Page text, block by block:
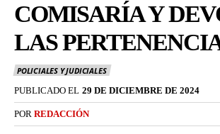
COMISARÍA Y
LAS
POLICIALES Y JUDICIALES
PUBLICADO EL 29 DE DICIEMBRE DE 2024
POR REDACCIÓN